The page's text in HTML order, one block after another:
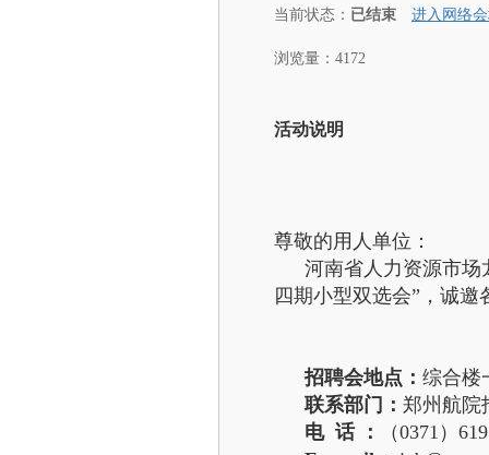
当前状态： 已结束 进入网络
浏览量：4172
活动说明
尊敬的用人单位：
河南省人力资源市场
四期小型双选会”，诚
招聘会地点： 综合楼
联系部门： 郑州航院
电 话 ：
（0371）